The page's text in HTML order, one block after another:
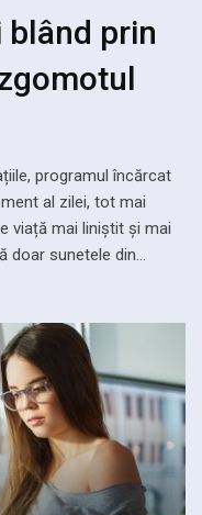
blând prin
programul încărcat
al zilei, tot mai
viață mai liniștit și mai
doar sunetele din…